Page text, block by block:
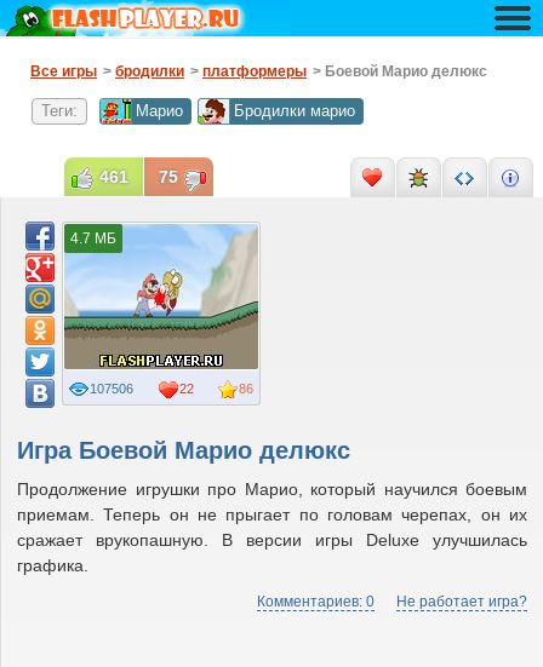
Все игры > бродилки > платформеры > Боевой Марио делюкс
Теги: Марио Бродилки марио
Игра Боевой Марио делюкс
Продолжение игрушки про Марио, который научился боевым
приемам. Теперь он не прыгает по головам черепах, он их
сражает врукопашную. В версии игры Deluxe улучшилась
графика.
Комментариев: 0 Не работает игра?
86
107506 22
4.7 МБ
461 75